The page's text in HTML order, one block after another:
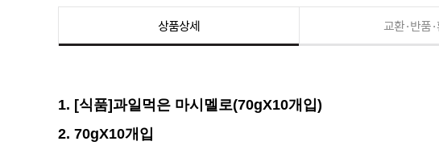
상품상세 교환·반품
1. [식품]과일먹은 마시멜로(70gX10개입)
2. 70gX10개입